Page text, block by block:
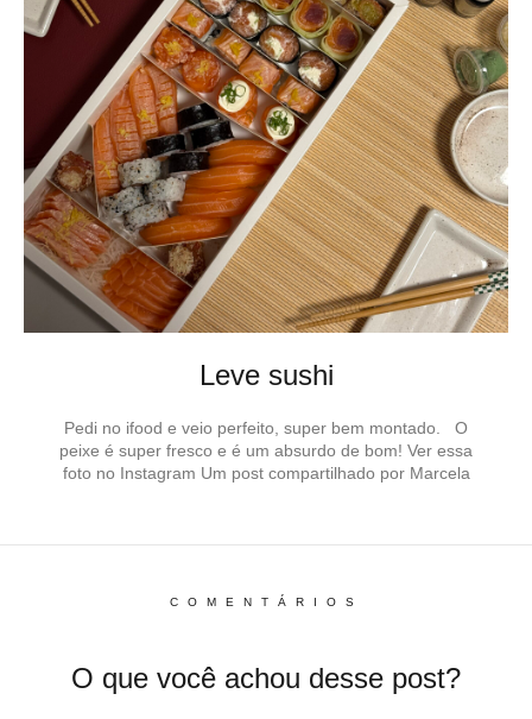
Leve sushi
Pedi no ifood e veio perfeito, super bem montado. O
peixe é super fresco e é um absurdo de bom! Ver essa
foto no Instagram Um post compartilhado por Marcela
COMENTÁRIOS
O que você achou desse post?